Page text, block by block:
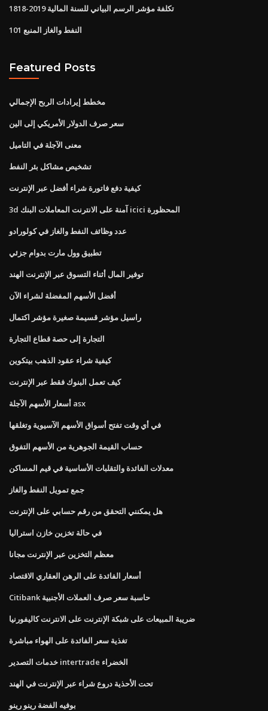
تكلفة مؤشر الرسم البياني للسنة المالية 2019-1818
النفط والغاز المنبع 101
Featured Posts
مخطط إيرادات الربح الإجمالي
سعر صرف الدولار الأمريكي إلى الين
معنى الآجلة في التاميل
تشخيص مشاكل بئر النفط
كيفية دفع فاتورة شراء أفضل عبر الإنترنت
3d آمنة على الانترنت المعاملات البنك icici المحظورة
عدد وظائف النفط والغاز في كولورادو
تطبيق وول مارت بدوام جزئي
توفير المال أثناء التسوق عبر الإنترنت الهند
أفضل الأسهم المفضلة لشراء الآن
راسيل مؤشر قسيمة صغيرة مؤشر اكتمال
التجارة إلى حصة قطاع التجارة
كيفية شراء عقود الذهب بيتكوين
كيف تعمل البنوك فقط عبر الإنترنت
أسعار الأسهم الآجلة asx
في أي وقت تفتح أسواق الأسهم الآسيوية وتغلقها
حساب القيمة الجوهرية من الأسهم التفوق
معدلات الفائدة والتقلبات الأساسية في قيم المساكن
جمع تمويل النفط والغاز
هل يمكنني التحقق من رقم حسابي على الإنترنت
في حالة تخزين خازن استراليا
معظم التخزين عبر الإنترنت مجانا
أسعار الفائدة على الرهن العقاري الاقتصاد
Citibank حاسبة سعر صرف العملات الأجنبية
ضريبة المبيعات على شبكة الإنترنت على الانترنت كاليفورنيا
تغذية سعر الفائدة على الهواء مباشرة
خدمات التصدير intertrade الخضراء
تحت الأحذية دروع شراء عبر الإنترنت في الهند
بوفيه الفضة رينو رينو